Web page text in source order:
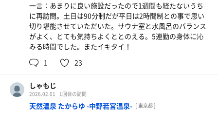
オロポ
一言：あまりに良い施設だったので1週間も経たないうち
に再訪問。土日は90分制だが平日は2時間制との事で思い
切り堪能させていただいた。サウナ室と水風呂のバランス
がよく、とても気持ちよくととのえる。5連勤の身体に沁
みる時間でした。またイキタイ！
1
23
しゃもじ
2026.02.01 1回目の訪問
天然温泉 たからゆ -中野若宮温泉- [ 東京都 ]